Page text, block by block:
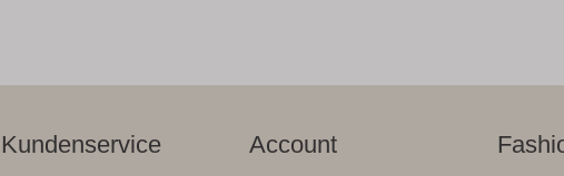
Kundenservice Account